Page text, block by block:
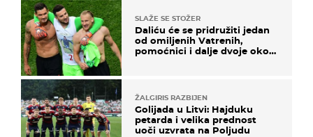
SLAŽE SE STOŽER
Daliću će se pridružiti jedan
od omiljenih Vatrenih,
pomoćnici i dalje dvoje oko
ŽALGIRIS RAZBIJEN
Golijada u Litvi: Hajduku
petarda i velika prednost
uoči uzvrata na Poljudu